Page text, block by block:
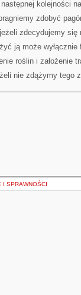
kolejności
zdobyć
zdecydujemy
ją może
roślin i założenie
nie zdążymy tego
I SPRAWNOŚCI